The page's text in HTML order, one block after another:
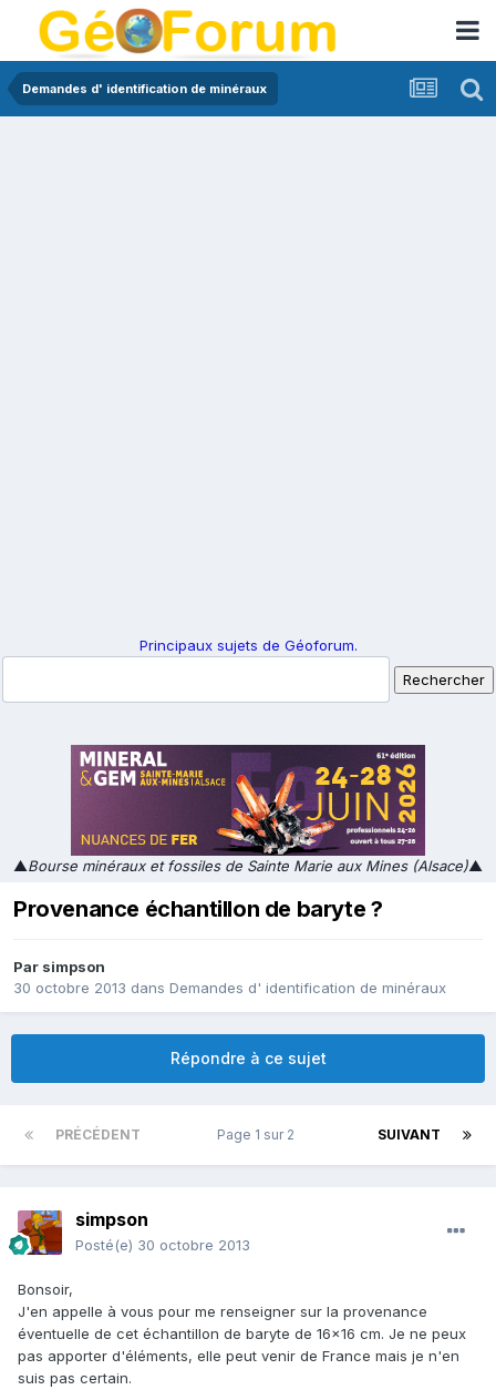
Demandes d' identification de minéraux
Principaux sujets de Géoforum.
▲Bourse minéraux et fossiles de Sainte Marie aux Mines (Alsace)▲
Provenance échantillon de baryte ?
Par simpson
30 octobre 2013 dans Demandes d' identification de minéraux
Répondre à ce sujet
PRÉCÉDENT SUIVANT
Page 1 sur 2
simpson
Posté(e) 30 octobre 2013
Bonsoir,
J'en appelle à vous pour me renseigner sur la provenance
éventuelle de cet échantillon de baryte de 16x16 cm. Je ne peux
pas apporter d'éléments, elle peut venir de France mais je n'en
suis pas certain.